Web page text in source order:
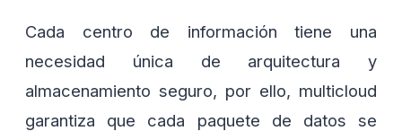
Cada centro de información tiene una
necesidad única de arquitectura y
almacenamiento seguro, por ello, multicloud
garantiza que cada paquete de datos se